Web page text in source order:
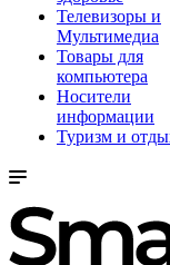
Телевизоры и
Мультимедиа
Товары для
компьютера
Носители
информации
Туризм и